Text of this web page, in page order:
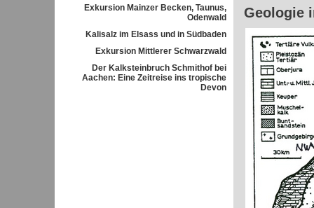
Exkursion Mainzer Becken, Taunus,
Odenwald
Kalisalz im Elsass und in Südbaden
Exkursion Mittlerer Schwarzwald
Der Kalksteinbruch Schmithof bei
Aachen: Eine Zeitreise ins tropische
Devon
Geologie